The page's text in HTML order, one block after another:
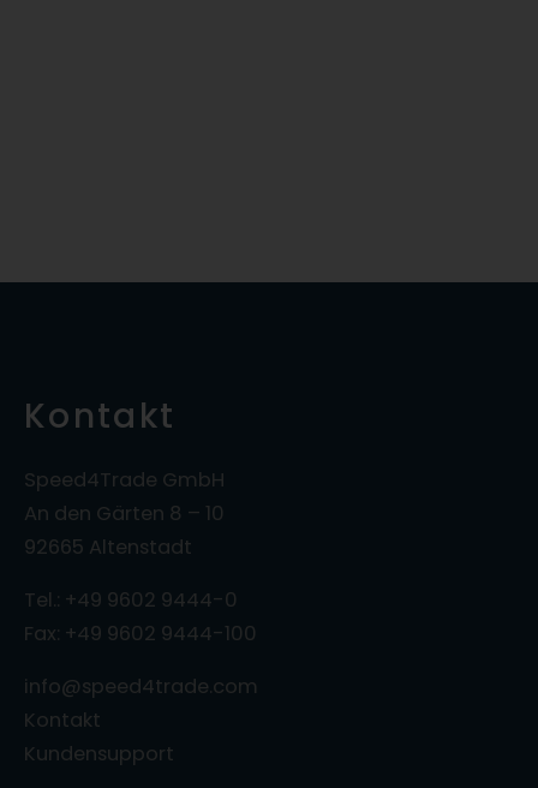
Kontakt
Speed4Trade GmbH
An den Gärten 8 – 10
92665 Altenstadt
Tel.: +49 9602 9444-0
Fax: +49 9602 9444-100
info@speed4trade.com
Kontakt
Kundensupport